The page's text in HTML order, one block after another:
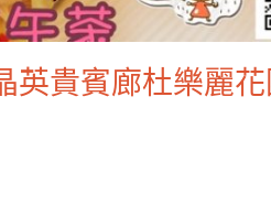
英貴賓廊杜樂麗